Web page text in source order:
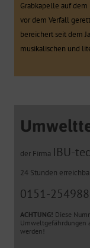
Grabkapelle auf
vor dem Verfall
bereichert seit dem
musikalischen und
der Firma IBU-tec
24 Stunden
0151-
ACHTUNG! Diese
Umweltgefährdungen
werden!